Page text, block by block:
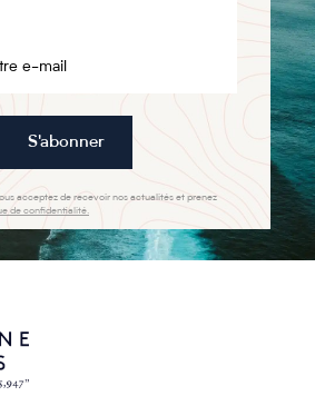
S'abonner
acceptez de recevoir nos actualités et prenez
de confidentialité.